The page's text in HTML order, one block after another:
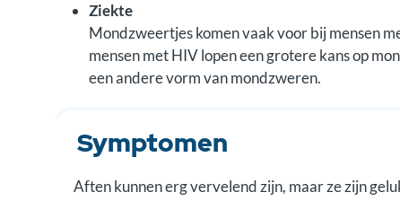
Ziekte
Mondzweertjes komen vaak voor bij mensen
mensen met HIV lopen een grotere kans op
een andere vorm van mondzweren.
Symptomen
Aften kunnen erg vervelend zijn, maar ze zijn